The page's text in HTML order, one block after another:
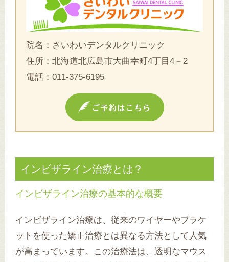
院名：さいわいデンタルクリニック
住所：北海道北広島市大曲幸町4丁目4－2
電話： 011-375-6195
インビザライン治療とは？
インビザライン治療の基本的な概要
インビザライン治療は、従来のワイヤーやブラケ
ットを使った矯正治療とは異なる方法として人気
が高まっています。この治療法は、透明なマウス